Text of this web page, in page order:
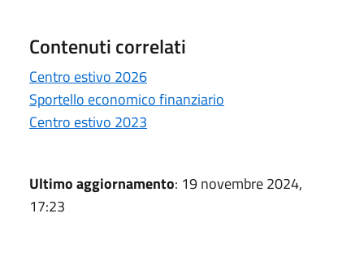
Contenuti correlati
Centro estivo 2026
Sportello economico finanziario
Centro estivo 2023
Ultimo aggiornamento: 19 novembre 2024,
17:23